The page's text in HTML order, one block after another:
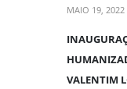
MAIO 19, 2022
VALENTIM